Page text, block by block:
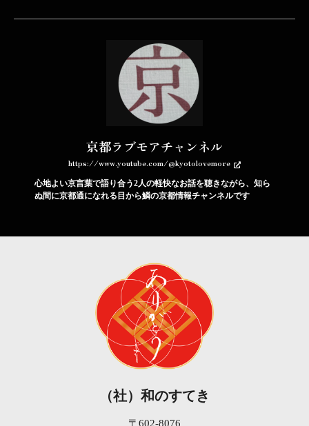
京都ラブモアチャンネル
https://www.youtube.com/@kyotolovemore
心地よい京言葉で語り合う2人の軽快なお話を聴きながら、知ら
ぬ間に京都通になれる目から鱗の京都情報チャンネルです
（社）和のすてき
〒602-8076